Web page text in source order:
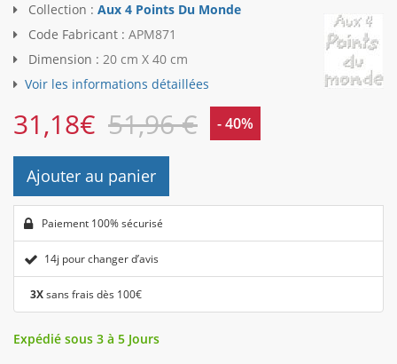
Collection : Aux 4 Points Du Monde
Code Fabricant : APM871
Dimension : 20 cm X 40 cm
Voir les informations détaillées
31,18€ 51,96 € - 40%
Ajouter au panier
Paiement 100% sécurisé
14j pour changer d’avis
3Xsans frais dès 100€
Expédié sous 3 à 5 Jours